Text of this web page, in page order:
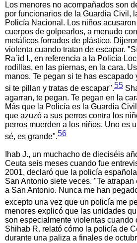
Los menores no acompañados son
por funcionarios de la Guardia Civil,
Policía Nacional. Los niños
cuerpos de golpearlos, a menudo
metálicos forrados de plástico.
violenta cuando tratan de escapar.
Ra`id I., en referencia a la Policía
rodillas, en las piernas, en la cara.
manos. Te pegan si te has escapado
si te pillan y tratas de escapar".55
agarran, te pegan. Te pegan en la
Más que la Policía es la Guardia
que azuzó a sus perros contra los
perros muerden a los niños. Uno es
sé, es grande".56
Ihab J., un muchacho de dieciséis
Ceuta seis meses cuando fue
2001, declaró que la policía
San Antonio siete veces. "Te
a San Antonio. Nunca me han
excepto una vez que un policía me
menores explicó que las unidades
son especialmente violentas cuando
Shihab R. relató cómo la policía de
durante una paliza a finales de